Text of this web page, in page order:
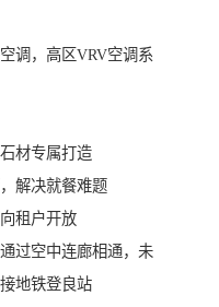
调，高区VRV空调系
材专属打造
解决就餐难题
租户开放
过空中连廊相通，未
地铁登良站